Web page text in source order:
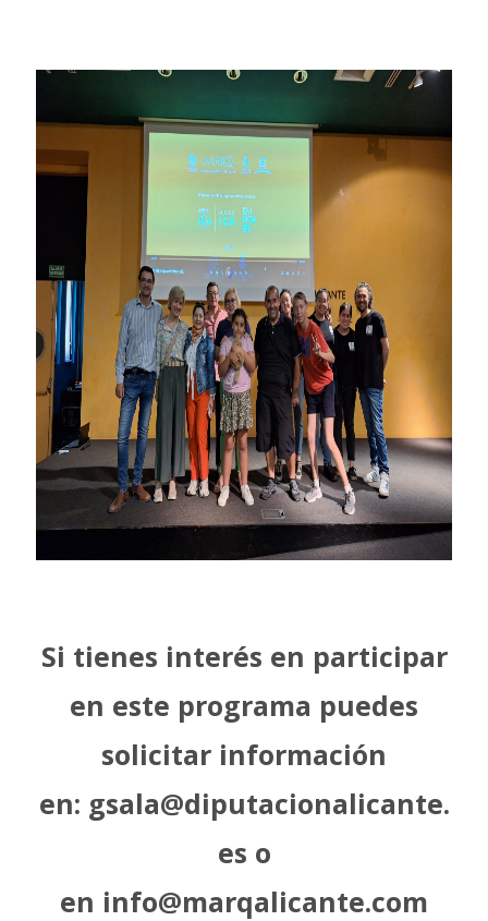
Si tienes interés en participar
en este programa puedes
solicitar información
en: gsala@diputacionalicante.
es o
en info@marqalicante.com